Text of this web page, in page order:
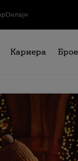
Кариера